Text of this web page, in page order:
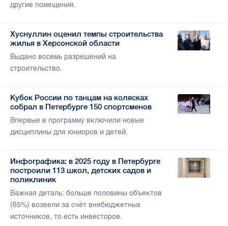
другие помещения.
Хуснуллин оценил темпы строительства
жилья в Херсонской области
Выдано восемь разрешений на
строительство.
Кубок России по танцам на колясках
собрал в Петербурге 150 спортсменов
Впервые в программу включили новые
дисциплины для юниоров и детей.
Инфографика: в 2025 году в Петербурге
построили 113 школ, детских садов и
поликлиник
Важная деталь: больше половины объектов
(65%) возвели за счёт внебюджетных
источников, то есть инвесторов.